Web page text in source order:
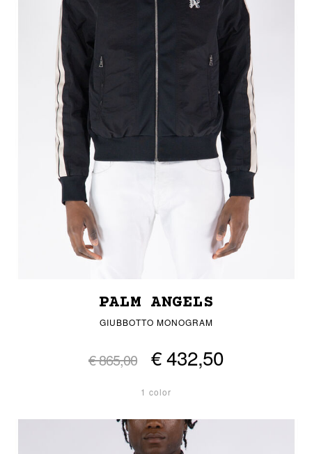
PALM ANGELS
GIUBBOTTO MONOGRAM
€ 865,00 € 432,50
1 color